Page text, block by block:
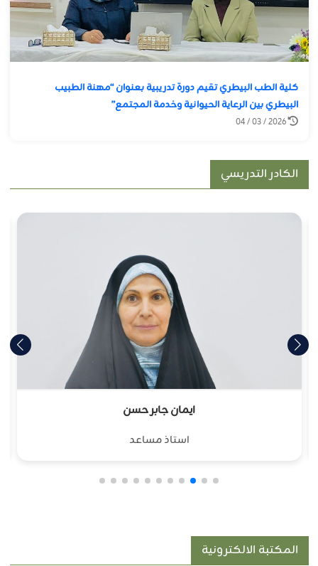
كلية الطب البيطري تقيم دورة تدريبية بعنوان “مهنة الطبيب
البيطري بين الرعاية الحيوانية وخدمة المجتمع”
2026 / 03 / 04
الكادر التدريسي
ايمان جابر حسن
استاذ مساعد
المكتبة الالكترونية